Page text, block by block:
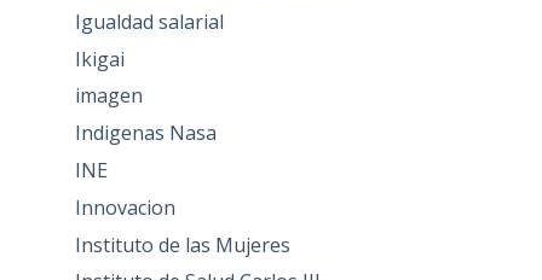
Igualdad salarial
Ikigai
imagen
Indigenas Nasa
INE
Innovacion
Instituto de las Mujeres